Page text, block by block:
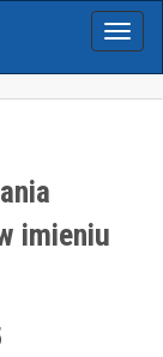
Menu
imieniu